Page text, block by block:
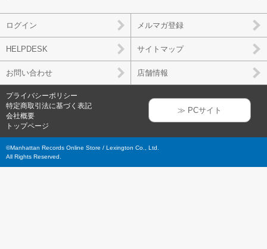
ログイン メルマガ登録
HELPDESK サイトマップ
お問い合わせ 店舗情報
プライバシーポリシー
特定商取引法に基づく表記
会社概要
トップページ
≫ PCサイト
©Manhattan Records Online Store / Lexington Co., Ltd.
All Rights Reserved.